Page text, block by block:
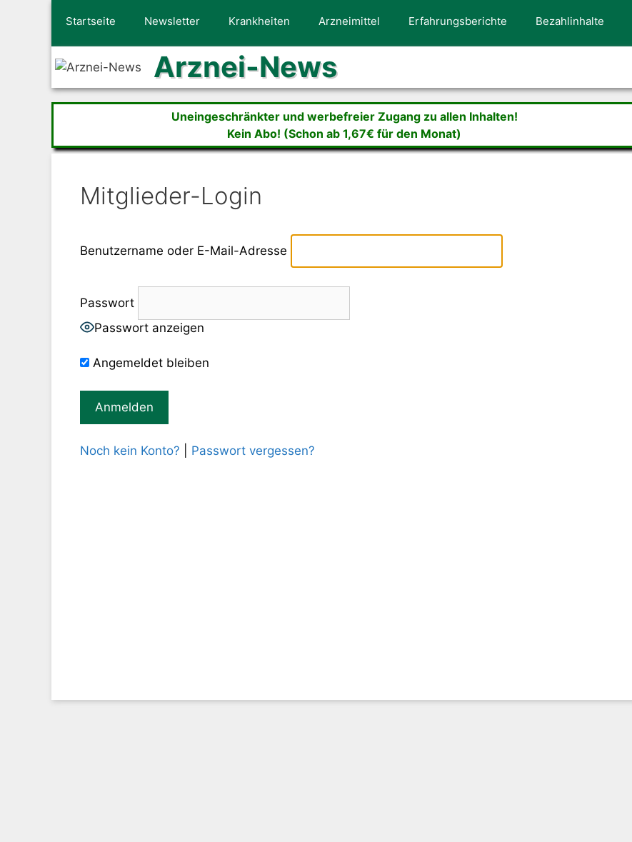
Startseite Newsletter Krankheiten Arzneimittel Erfahrungsberichte Bezahlinhalte
Arznei-News
Uneingeschränkter und werbefreier Zugang zu allen Inhalten!
Kein Abo! (Schon ab 1,67€ für den Monat)
Mitglieder-Login
Benutzername oder E-Mail-Adresse
Passwort
Passwort anzeigen
Angemeldet bleiben
Noch kein Konto? Passwort vergessen?